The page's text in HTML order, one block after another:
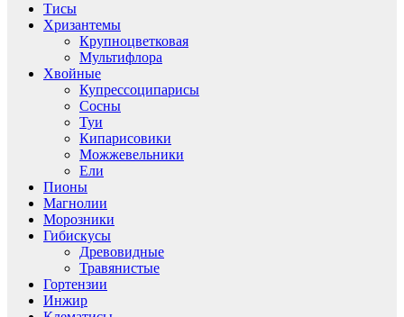
Тисы
Хризантемы
Крупноцветковая
Мультифлора
Хвойные
Купрессоципарисы
Сосны
Туи
Кипарисовики
Можжевельники
Ели
Пионы
Магнолии
Морозники
Гибискусы
Древовидные
Травянистые
Гортензии
Инжир